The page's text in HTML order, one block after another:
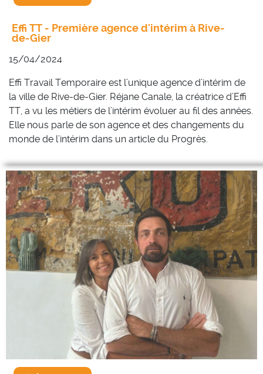
Effi TT - Première agence d'intérim à Rive-
de-Gier
15/04/2024
Effi Travail Temporaire est l’unique agence d’intérim de
la ville de Rive-de-Gier. Réjane Canale, la créatrice d’Effi
TT, a vu les métiers de l’intérim évoluer au fil des années.
Elle nous parle de son agence et des changements du
monde de l’intérim dans un article du Progrès.